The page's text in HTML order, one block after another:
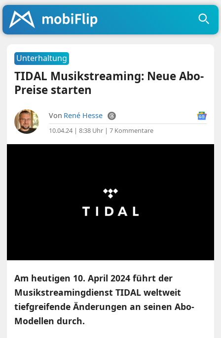
Unterhaltung
TIDAL Musikstreaming: Neue Abo-
Preise starten
Von René Hesse
10.04.24 | 8:38 Uhr |7 Kommentare
Am heutigen 10. April 2024 führt der
Musikstreamingdienst TIDAL weltweit
tiefgreifende Änderungen an seinen Abo-
Modellen durch.